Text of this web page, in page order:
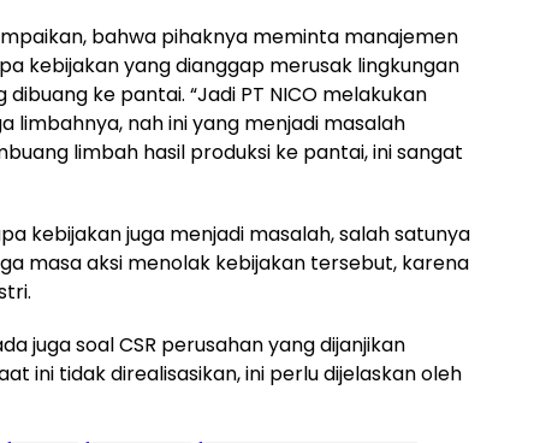
bahwa pihaknya meminta manajemen
kebijakan yang dianggap merusak lingkungan
ke pantai. “Jadi PT NICO melakukan
limbahnya, nah ini yang menjadi masalah
limbah hasil produksi ke pantai, ini sangat
kebijakan juga menjadi masalah, salah satunya
masa aksi menolak kebijakan tersebut, karena
juga soal CSR perusahan yang dijanjikan
ini tidak direalisasikan, ini perlu dijelaskan oleh